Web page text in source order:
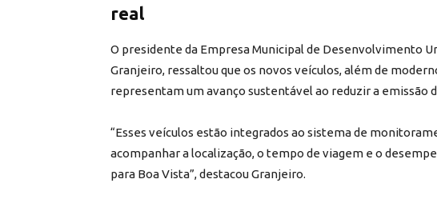
real
O presidente da Empresa Municipal de Desenvolvimento
Granjeiro, ressaltou que os novos veículos, além de
representam um avanço sustentável ao reduzir a emissão
“Esses veículos estão integrados ao sistema de
acompanhar a localização, o tempo de viagem e o
para Boa Vista”, destacou Granjeiro.